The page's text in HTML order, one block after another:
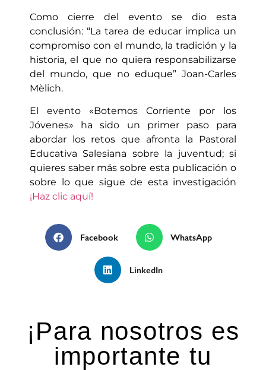
Como cierre del evento se dio esta
conclusión: “La tarea de educar implica un
compromiso con el mundo, la tradición y la
historia, el que no quiera responsabilizarse
del mundo, que no eduque” Joan-Carles
Mèlich.
El evento «Botemos Corriente por los
Jóvenes» ha sido un primer paso para
abordar los retos que afronta la Pastoral
Educativa Salesiana sobre la juventud; si
quieres saber más sobre esta publicación o
sobre lo que sigue de esta investigación
¡Haz clic aquí!
Facebook WhatsApp
LinkedIn
¡Para nosotros es
importante tu